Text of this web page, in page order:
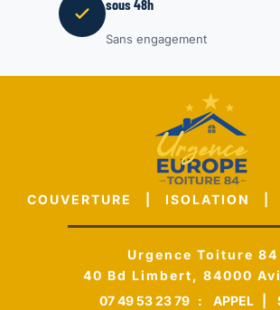
sous 48h
Sans engagement
COUVERTURE | ISOLATION |
Urgence Toiture 84
40 Bd Limbert, 84000
07 49 53 23 79 : APPEL